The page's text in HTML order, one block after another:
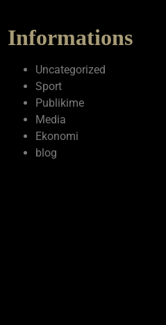
Informations
Uncategorized
Sport
Publikime
Media
Ekonomi
blog